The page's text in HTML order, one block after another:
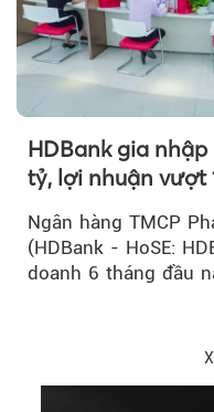
HDBank gia
tỷ, lợi nhuận vượt
mới trên thị
Ngân hàng TMCP
(HDBank - HoSE:
doanh 6 tháng đầu